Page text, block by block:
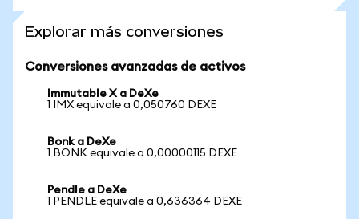
Explorar más conversiones
Conversiones avanzadas de activos
Immutable X a DeXe
1 IMX equivale a 0,050760 DEXE
Bonk a DeXe
1 BONK equivale a 0,00000115 DEXE
Pendle a DeXe
1 PENDLE equivale a 0,636364 DEXE